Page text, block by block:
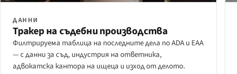
ДАННИ
Тракер на съдебни производства
Филтрируема таблица на последните дела по ADA и EAA
— с данни за съд, индустрия на ответника,
адвокатска кантора на ищеца и изход от делото.